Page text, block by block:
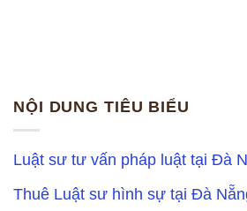
NỘI DUNG TIÊU BIỂU
Luật sư tư vấn pháp luật tại Đà
Thuê Luật sư hình sự tại Đà